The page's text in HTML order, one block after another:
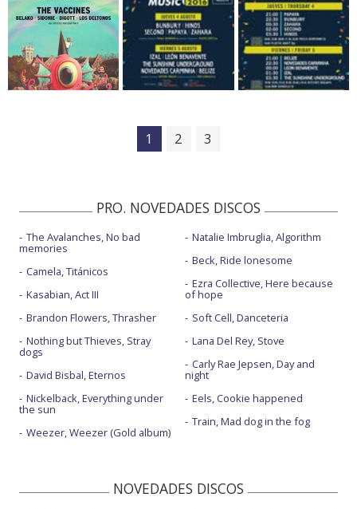
1 2 3
PRO. NOVEDADES DISCOS
The Avalanches, No bad
memories
Camela, Titánicos
Kasabian, Act III
Brandon Flowers, Thrasher
Nothing but Thieves, Stray
dogs
David Bisbal, Eternos
Nickelback, Everything under
the sun
Weezer, Weezer (Gold album)
Natalie Imbruglia, Algorithm
Beck, Ride lonesome
Ezra Collective, Here because
of hope
Soft Cell, Danceteria
Lana Del Rey, Stove
Carly Rae Jepsen, Day and
night
Eels, Cookie happened
Train, Mad dog in the fog
NOVEDADES DISCOS